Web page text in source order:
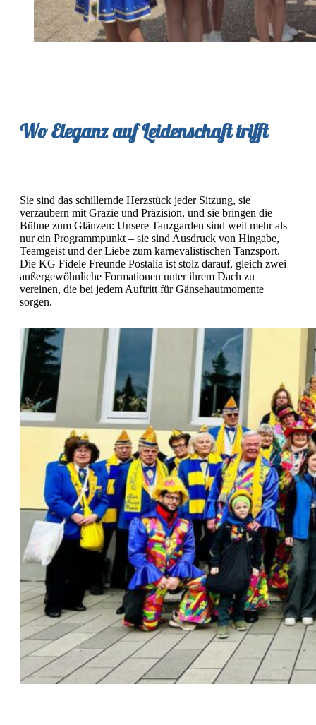
Wo Eleganz auf Leidenschaft trifft
Sie sind das schillernde Herzstück jeder Sitzung, sie
verzaubern mit Grazie und Präzision, und sie bringen die
Bühne zum Glänzen: Unsere Tanzgarden sind weit mehr als
nur ein Programmpunkt – sie sind Ausdruck von Hingabe,
Teamgeist und der Liebe zum karnevalistischen Tanzsport.
Die KG Fidele Freunde Postalia ist stolz darauf, gleich zwei
außergewöhnliche Formationen unter ihrem Dach zu
vereinen, die bei jedem Auftritt für Gänsehautmomente
sorgen.